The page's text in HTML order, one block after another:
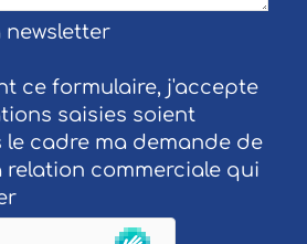
newsletter
ce formulaire, j'accepte
saisies soient
le cadre ma demande de
commerciale qui